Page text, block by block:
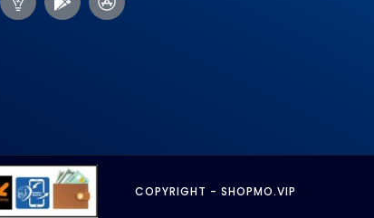
COPYRIGHT - SHOPMO.VIP